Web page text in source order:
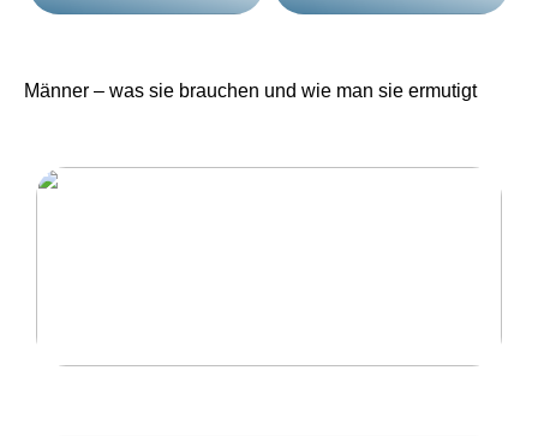
Männer – was sie brauchen und wie man sie ermutigt